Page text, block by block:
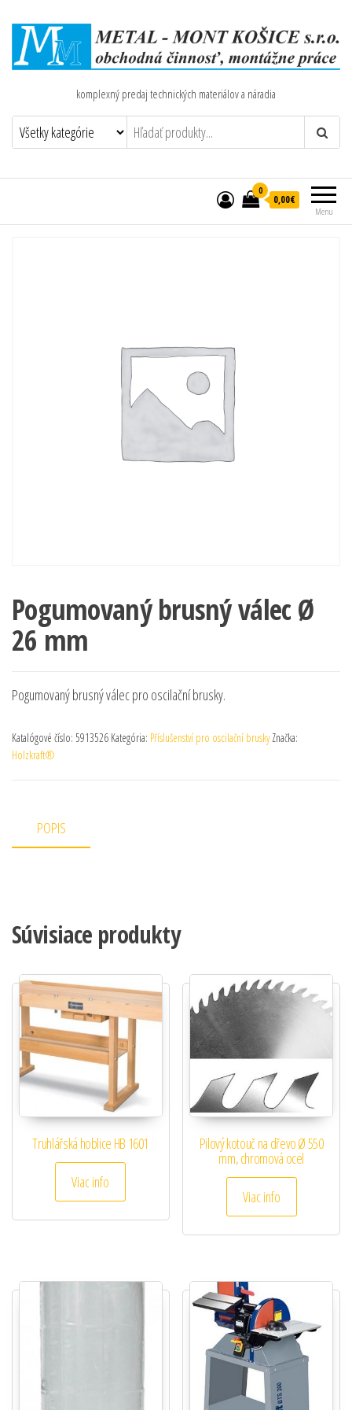
komplexný predaj technických materiálov a náradia
Menu
0
0,00€
Pogumovaný brusný válec Ø
26 mm
Pogumovaný brusný válec pro oscilační brusky.
Katalógové číslo: 5913526 Kategória: Příslušenství pro oscilační brusky Značka:
Holzkraft®
POPIS
Súvisiace produkty
Truhlářská hoblice HB 1601
Viac info
Pilový kotouč na dřevo Ø 550
mm, chromová ocel
Viac info